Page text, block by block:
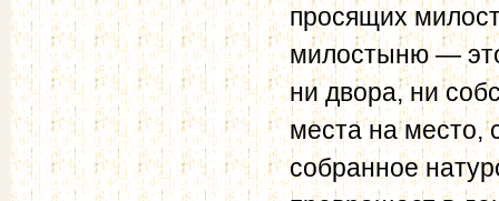
просящих
милостыню —
ни двора, ни
места на место,
собранное